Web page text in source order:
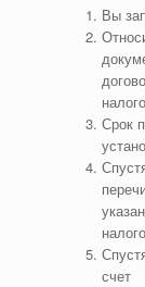
Вы
Срок
счет